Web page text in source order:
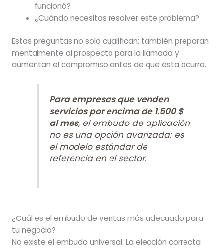
funcionó?
¿Cuándo necesitas resolver este problema?
Estas preguntas no solo cualifican; también preparan
mentalmente al prospecto para la llamada y
aumentan el compromiso antes de que ésta ocurra.
Para empresas que venden
servicios por encima de 1.500 $
al mes, el embudo de aplicación
no es una opción avanzada: es
el modelo estándar de
referencia en el sector.
¿Cuál es el embudo de ventas más adecuado para
tu negocio?
No existe el embudo universal. La elección correcta